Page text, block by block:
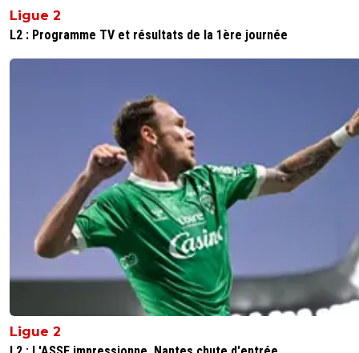
1+
l'Atalanta c'est pas top5 européen
Répondre
leogets 06 novembre 2025 à 13:35
top 5 championnat reflechie voir 2 sec
0+ Répondre
raymond-point 07 novembre 2025 à 10:33
Allez, fais un effort, utilise ton neurone.
Répondre
le-footeux-lucide
Vous me faites marrer les quenelles en vous en
Ligue 2
L2 : Programme TV et résultats de la 1ère journée
Ligue 2